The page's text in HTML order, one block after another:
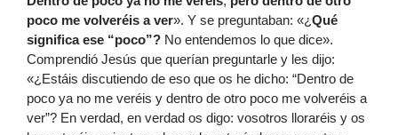
poco me volveréis a ver». Y se preguntaban: «¿Qué
significa ese “poco”? No entendemos lo que dice».
Comprendió Jesús que querían preguntarle y les dijo:
«¿Estáis discutiendo de eso que os he dicho: “Dentro de
poco ya no me veréis y dentro de otro poco me volveréis a
ver”? En verdad, en verdad os digo: vosotros lloraréis y os